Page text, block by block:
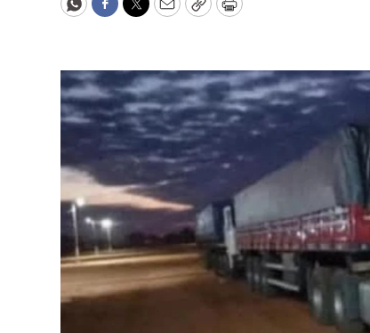
WhatsApp
Facebook
Twitter
EmailCopyPrint